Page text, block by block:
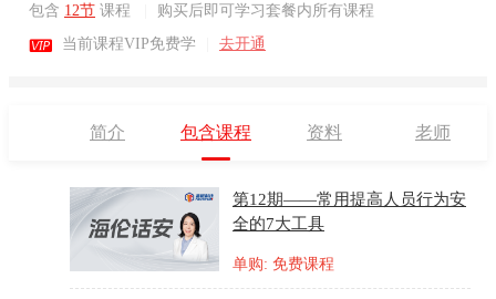
包含 12节 课程 购买后即可学习套餐内所有课程
 当前课程VIP免费学 去开通
简介 包含课程 资料 老师
单购: 免费课程
第12期——常用提高人员行为安
全的7大工具